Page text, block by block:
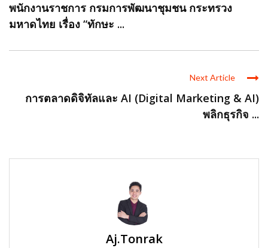
พนักงานราชการ กรมการพัฒนาชุมชน กระทรวง
มหาดไทย เรื่อง “ทักษะ ...
Next Article
การตลาดดิจิทัลและ AI (Digital Marketing & AI)
พลิกธุรกิจ ...
Aj.Tonrak